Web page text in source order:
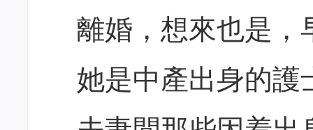
離婚，想來也是，
她是中產出身的護